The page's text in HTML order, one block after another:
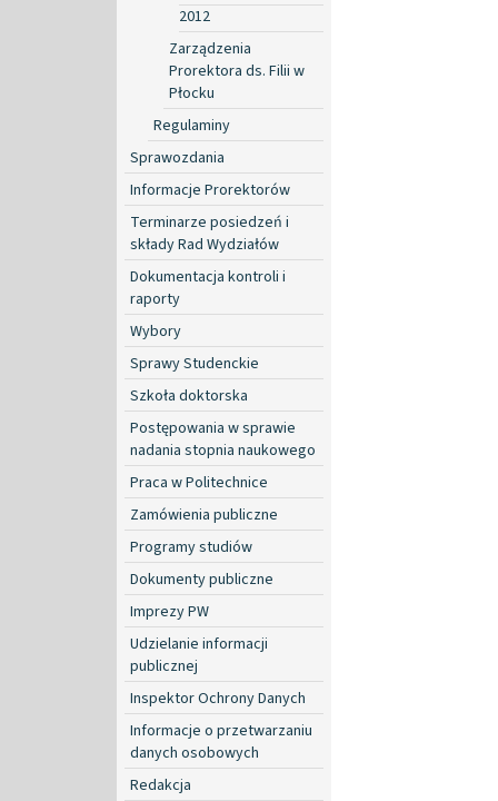
2012
Zarządzenia
Prorektora ds. Filii w
Płocku
Regulaminy
Sprawozdania
Informacje Prorektorów
Terminarze posiedzeń i
składy Rad Wydziałów
Dokumentacja kontroli i
raporty
Wybory
Sprawy Studenckie
Szkoła doktorska
Postępowania w sprawie
nadania stopnia naukowego
Praca w Politechnice
Zamówienia publiczne
Programy studiów
Dokumenty publiczne
Imprezy PW
Udzielanie informacji
publicznej
Inspektor Ochrony Danych
Informacje o przetwarzaniu
danych osobowych
Redakcja